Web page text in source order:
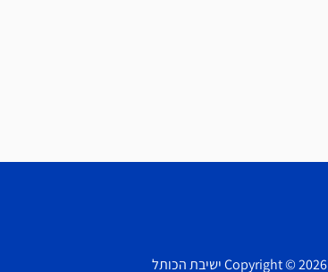
Copyright © 2026 ישיבת הכותל